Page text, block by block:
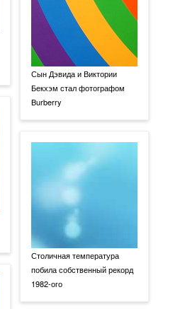
Сын Дэвида и Виктории
Бекхэм стал фотографом
Burberry
Столичная температура
побила собственный рекорд
1982-ого